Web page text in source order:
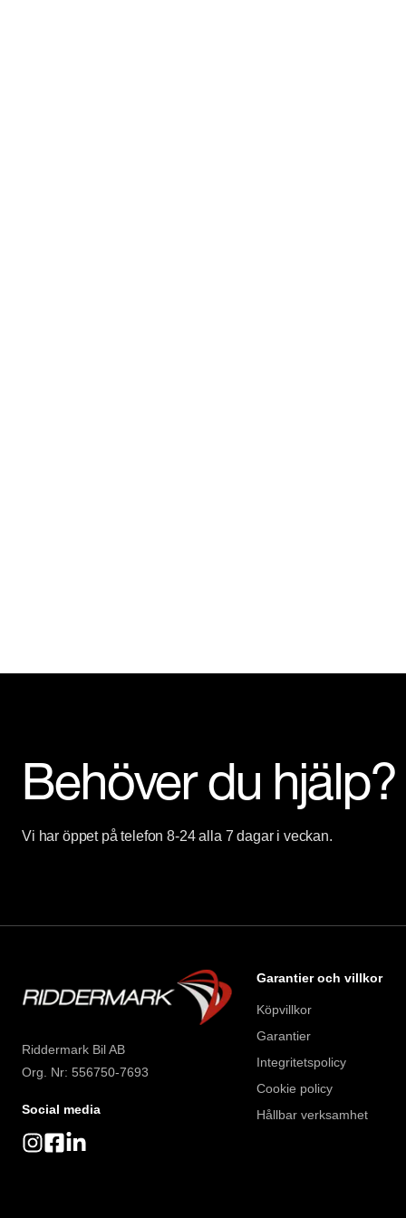
Behöver du hjälp?
Vi har öppet på telefon 8-24 alla 7 dagar i veckan.
Riddermark Bil AB
Org. Nr: 556750-7693
Social media
Garantier och villkor
Köpvillkor
Garantier
Integritetspolicy
Cookie policy
Hållbar verksamhet